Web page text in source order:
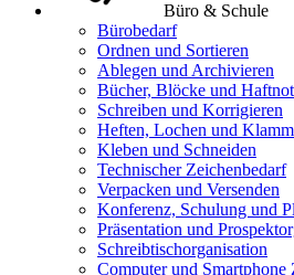
Büro & Schule
Bürobedarf
Ordnen und Sortieren
Ablegen und Archivieren
Bücher, Blöcke und
Schreiben und Korrigieren
Heften, Lochen und
Kleben und Schneiden
Technischer Zeichenbedarf
Verpacken und Versenden
Konferenz, Schulung und
Präsentation und
Schreibtischorganisation
Computer und Smartphone